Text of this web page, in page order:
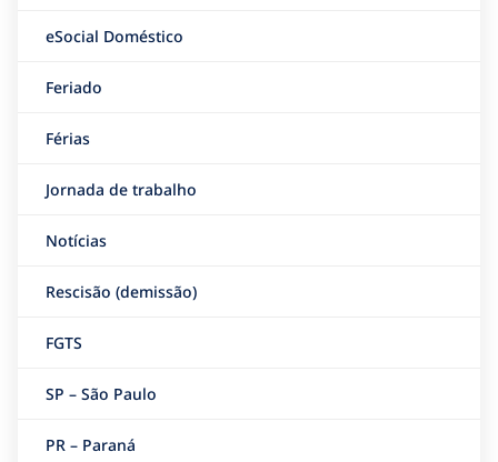
eSocial Doméstico
Feriado
Férias
Jornada de trabalho
Notícias
Rescisão (demissão)
FGTS
SP – São Paulo
PR – Paraná